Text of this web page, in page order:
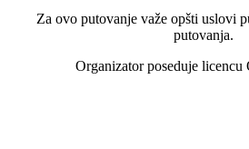
Za ovo putovanje važe opšti uslovi
putovanja.
Organizator poseduje licencu